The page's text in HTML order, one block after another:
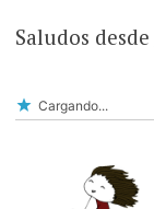
Saludos desde
Cargando...